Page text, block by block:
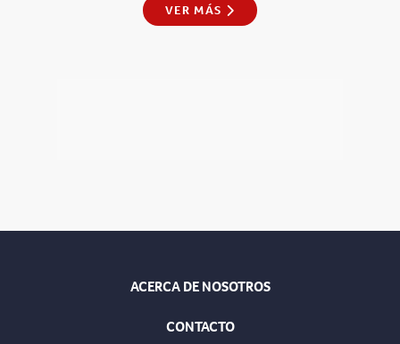
VER MÁS
ACERCA DE NOSOTROS
CONTACTO